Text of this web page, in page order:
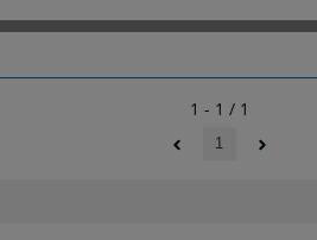
1 - 1 / 1
1